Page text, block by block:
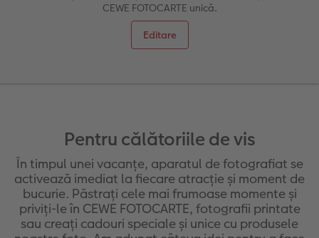
Exemplele clienților
CEWE FOTOCARTE Art Collection
Nature Prints
Art Prints
Fotografii standard
Cutii cu fotografii
Set fotografii
Fotografie Aludibond
Panou de întâmpinare nuntă
Baghete pentru poster
Hexxas
Fotografie pe lemn
Cutii de cadou
Textile
Art Prints
Calendare foto
Povești CEWE
Interviuri
Călătorie
Nuntă
Absolvire
CEWE FOTOCARTE unică.
Editare
Pentru călătoriile de vis
În timpul unei vacanțe, aparatul de fotografiat se
activează imediat la fiecare atracție și moment de
bucurie. Păstrați cele mai frumoase momente și
priviți-le în CEWE FOTOCARTE, fotografii printate
sau creați cadouri speciale și unice cu produsele